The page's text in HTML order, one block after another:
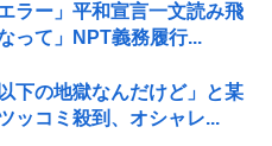
ラー」平和宣言一文読み飛
って」NPT義務履行...
下の地獄なんだけど」と某
ッコミ殺到、オシャレ...